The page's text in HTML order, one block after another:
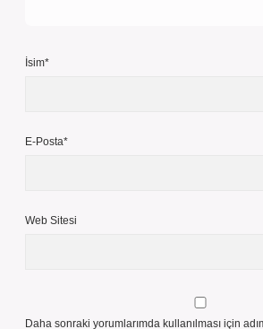
İsim*
E-Posta*
Web Sitesi
Daha sonraki yorumlarımda kullanılması için